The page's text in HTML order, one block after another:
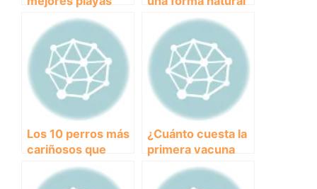
para llevar a tu
perro en Alicante
de alimentar a tu
perro
Los 10 perros más
cariñosos que
harán derretir tu
corazón.
¿Cuánto cuesta la
primera vacuna
para tu perro?